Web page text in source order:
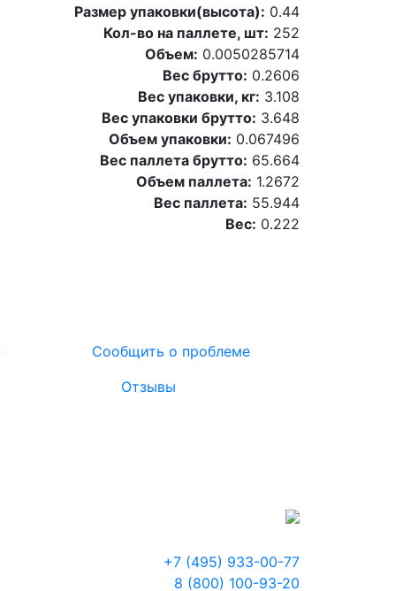
Размер упаковки(высота): 0.44
Кол-во на паллете, шт: 252
Объем: 0.0050285714
Вес брутто: 0.2606
Вес упаковки, кг: 3.108
Вес упаковки брутто: 3.648
Объем упаковки: 0.067496
Вес паллета брутто: 65.664
Объем паллета: 1.2672
Вес паллета: 55.944
Вес: 0.222
Сообщить о проблеме
Отзывы
+7 (495) 933-00-77
8 (800) 100-93-20